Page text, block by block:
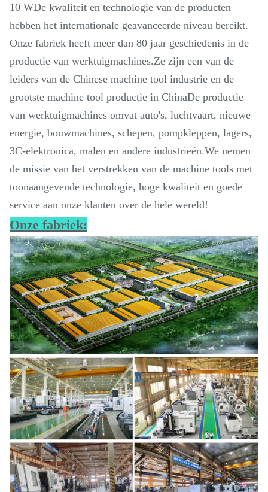
10 WDe kwaliteit en technologie van de producten
hebben het internationale geavanceerde niveau bereikt.
Onze fabriek heeft meer dan 80 jaar geschiedenis in de
productie van werktuigmachines.Ze zijn een van de
leiders van de Chinese machine tool industrie en de
grootste machine tool productie in ChinaDe productie
van werktuigmachines omvat auto's, luchtvaart, nieuwe
energie, bouwmachines, schepen, pompkleppen, lagers,
3C-elektronica, malen en andere industrieën.We nemen
de missie van het verstrekken van de machine tools met
toonaangevende technologie, hoge kwaliteit en goede
service aan onze klanten over de hele wereld!
Onze fabriek: